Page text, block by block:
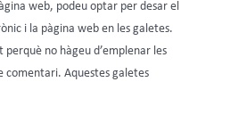
web, podeu optar per desar el
i la pàgina web en les galetes.
no hàgeu d’emplenar les
comentari. Aquestes galetes